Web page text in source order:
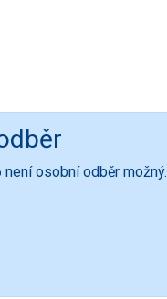
není osobní odběr možný.